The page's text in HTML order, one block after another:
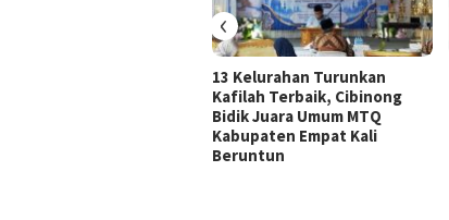
13 Kelurahan Turunkan
Kafilah Terbaik, Cibinong
Bidik Juara Umum MTQ
Kabupaten Empat Kali
Beruntun
‹